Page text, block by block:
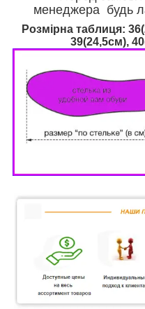
менеджера будь
Розмірна таблиця: 36(
39(24,5см),